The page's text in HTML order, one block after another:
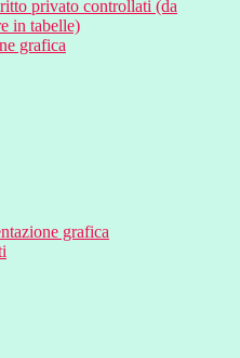
privato controllati (da
in tabelle)
grafica
grafica